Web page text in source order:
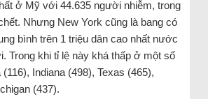
ở Mỹ với 44.635 người nhiễm, trong
Nhưng New York cũng là bang có
bình trên 1 triệu dân cao nhất nước
Trong khi tỉ lệ này khá thấp ở một số
Indiana (498), Texas (465),
(437).